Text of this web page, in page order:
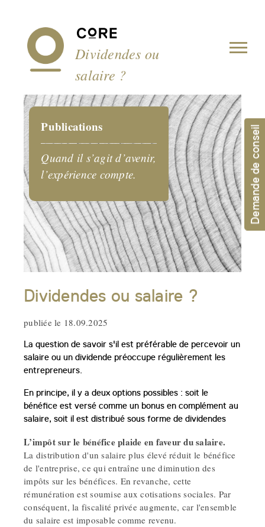
Dividendes ou
salaire ?
Publications
Quand il s’agit d’avenir,
l’expérience compte.
Dividendes ou salaire ?
publiée le 18.09.2025
La question de savoir s'il est préférable de percevoir un
salaire ou un dividende préoccupe régulièrement les
entrepreneurs.
En principe, il y a deux options possibles : soit le
bénéfice est versé comme un bonus en complément au
salaire, soit il est distribué sous forme de dividendes
L’impôt sur le bénéfice plaide en faveur du salaire.
La distribution d'un salaire plus élevé réduit le bénéfice
de l'entreprise, ce qui entraîne une diminution des
impôts sur les bénéfices. En revanche, cette
rémunération est soumise aux cotisations sociales. Par
conséquent, la fiscalité privée augmente, car l'ensemble
du salaire est imposable comme revenu.
Demande de conseil